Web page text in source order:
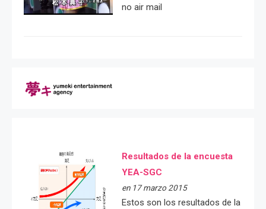
no air mail
Resultados de la encuesta
YEA-SGC
en 17 marzo 2015
Estos son los resultados de la